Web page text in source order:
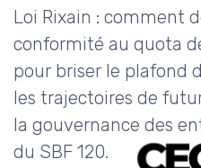
Loi Rixain : comment
conformité au quota
pour briser le plafond
les trajectoires de
la gouvernance des
du SBF 120.